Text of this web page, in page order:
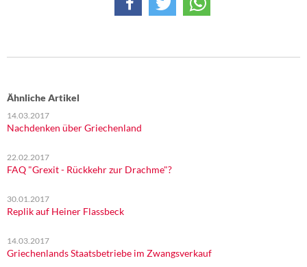
Ähnliche Artikel
14.03.2017
Nachdenken über Griechenland
22.02.2017
FAQ "Grexit - Rückkehr zur Drachme"?
30.01.2017
Replik auf Heiner Flassbeck
14.03.2017
Griechenlands Staatsbetriebe im Zwangsverkauf